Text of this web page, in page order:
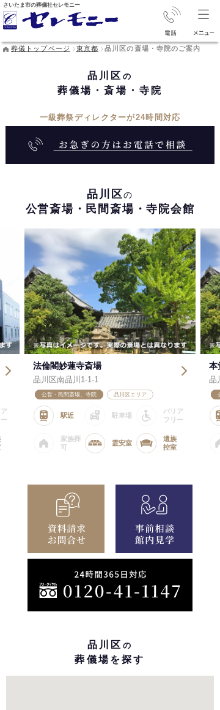
さいたま市の葬儀社セレモニー
葬儀トップページ 東京都 品川区の斎場・寺院のご案内
品川区 の
葬儀場・斎場・寺院
一級葬祭ディレクターが24時間対応
品川区の
公営斎場・民間斎場・寺院会館
倫閣妙蓮寺斎場
川区南品川1-1-1
公営・民間斎場、寺院 品川区エリア
駅近 駐車場
バリア
フリー
霊安室
遺族
控室
本覚寺大光
品川区南品川
公営・民間斎場
駅近
品川区 の
葬儀場を探す